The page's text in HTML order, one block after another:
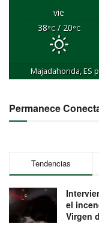
vie
38°C/ 20°C
Majadahonda, ES
Permanece
Tendencias
el
Virgen